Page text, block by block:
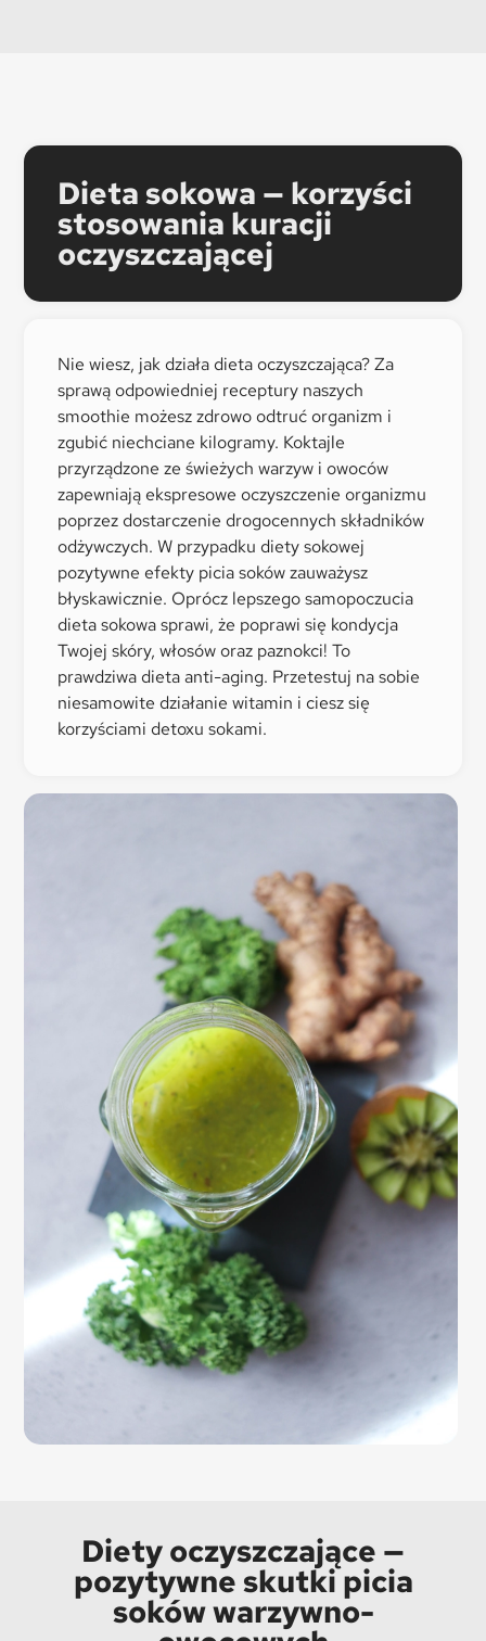
Dieta sokowa — korzyści
stosowania kuracji
oczyszczającej
Nie wiesz, jak działa dieta oczyszczająca? Za
sprawą odpowiedniej receptury naszych
smoothie możesz zdrowo odtruć organizm i
zgubić niechciane kilogramy. Koktajle
przyrządzone ze świeżych warzyw i owoców
zapewniają ekspresowe oczyszczenie organizmu
poprzez dostarczenie drogocennych składników
odżywczych. W przypadku diety sokowej
pozytywne efekty picia soków zauważysz
błyskawicznie. Oprócz lepszego samopoczucia
dieta sokowa sprawi, że poprawi się kondycja
Twojej skóry, włosów oraz paznokci! To
prawdziwa dieta anti-aging. Przetestuj na sobie
niesamowite działanie witamin i ciesz się
korzyściami detoxu sokami.
Diety oczyszczające —
pozytywne skutki picia
soków warzywno-